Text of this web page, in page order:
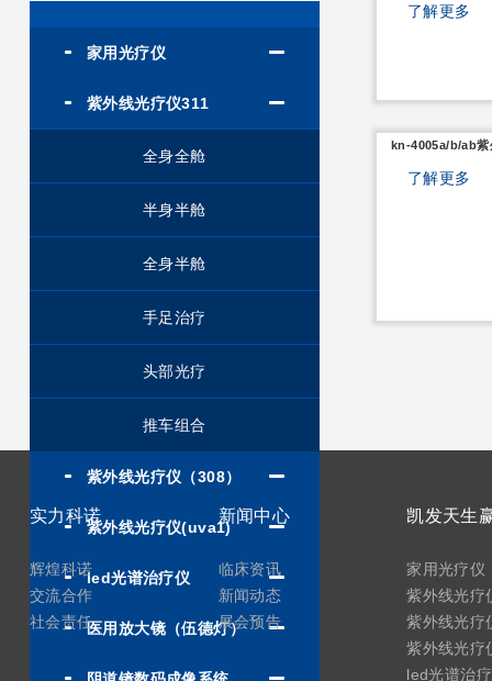
家用光疗仪
紫外线光疗仪311
全身全舱
半身半舱
全身半舱
手足治疗
头部光疗
推车组合
紫外线光疗仪（308）
紫外线光疗仪(uva1)
led光谱治疗仪
医用放大镜（伍德灯）
了解更多
kn-4005a/b/ab紫
了解更多
实力科诺
辉煌科诺
交流合作
社会责任
新闻中心
临床资讯
新闻动态
展会预告
家用光疗仪
紫外线光疗
紫外线光疗
紫外线光疗
led光谱治